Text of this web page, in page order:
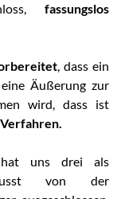
fassungslos
, dass ein
Äußerung zur
wird, dass ist
uns drei als
von der